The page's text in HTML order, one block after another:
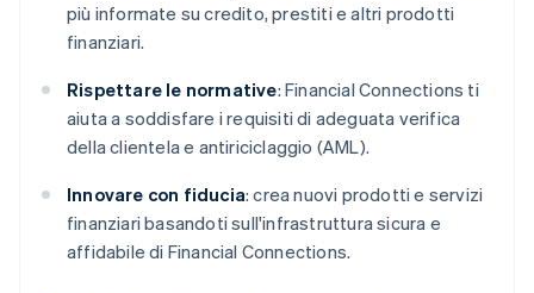
più informate su credito, prestiti e altri prodotti
finanziari.
Rispettare le normative: Financial Connections ti
aiuta a soddisfare i requisiti di adeguata verifica
della clientela e antiriciclaggio (AML).
Innovare con fiducia: crea nuovi prodotti e servizi
finanziari basandoti sull'infrastruttura sicura e
affidabile di Financial Connections.